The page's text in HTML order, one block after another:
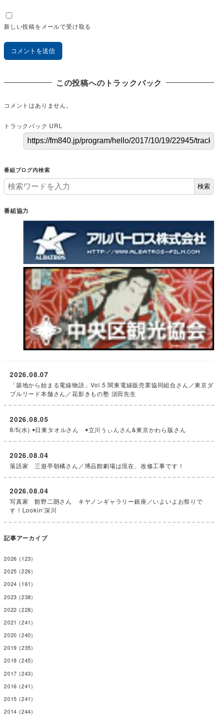
新しい投稿をメールで受け取る
この投稿へのトラックバック
コメントはありません。
トラックバック URL
番組ブログ内検索
検索
番組協力
「築地から始まる電線物語」Vol.5 関東電線販売業協同組合さん／東京ダ
ブルリード本舗さん／花影きもの塾 須田先生
2026.08.07
8/5(水) ◉日東タオルさん ◉立川うぃんさん&東京かわら版さん
2026.08.05
落語家 三遊亭朝橘さん／博品館劇場は現在、改修工事です！
2026.08.04
写真家 館野二朗さん キヤノンギャラリー銀座／いよいよお祭りで
す！Lookin’深川
2026.08.04
記事アーカイブ
2026 (123)
2025 (226)
2024 (161)
2023 (238)
2022 (228)
2021 (241)
2020 (240)
2019 (235)
2018 (245)
2017 (243)
2016 (241)
2015 (241)
2014 (244)